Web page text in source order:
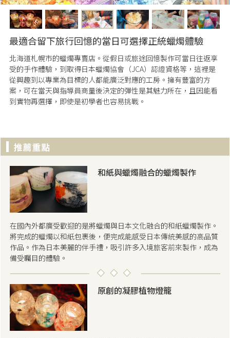
最適合留下旅行回憶的當日可選擇正統蠟燭體驗
北海道札幌市的蠟燭專賣店。從假日或旅途回憶製作可當日往返享
受的手作體驗，到取得日本蠟燭協會（JCA）認證資格等，這裡是
從興趣到以專業為目標的人都能廣泛對應的工房。擁有豐富的方
案，可在當天與指導員商量後決定的彈性是其魅力所在，且因能看
到實物再選擇，即使是初學者也容易挑戰。
和紙與蠟燭融合的蠟燭製作
在國內外都廣受歡迎的是將蠟燭與日本文化融合的和紙蠟燭製作。
將完成的蠟燭以和紙包裹後，便完成能感受日本傳統美感的高品質
作品。作為日本美麗的伴手禮，吸引許多入境旅客前來製作，成為
備受矚目的體驗。
原創的凝膠植物燈籠